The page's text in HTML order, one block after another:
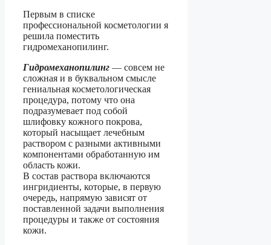
Первым в списке
профессиональной косметологии я
решила поместить
гидромеханопилинг.
Гидромеханопилинг — совсем не
сложная и в буквальном смысле
гениальная косметологическая
процедура, потому что она
подразумевает под собой
шлифовку кожного покрова,
который насыщает лечебным
раствором с разными активными
компонентами обработанную им
область кожи.
В состав раствора включаются
ингридиенты, которые, в первую
очередь, напрямую зависят от
поставленной задачи выполнения
процедуры и также от состояния
кожи.